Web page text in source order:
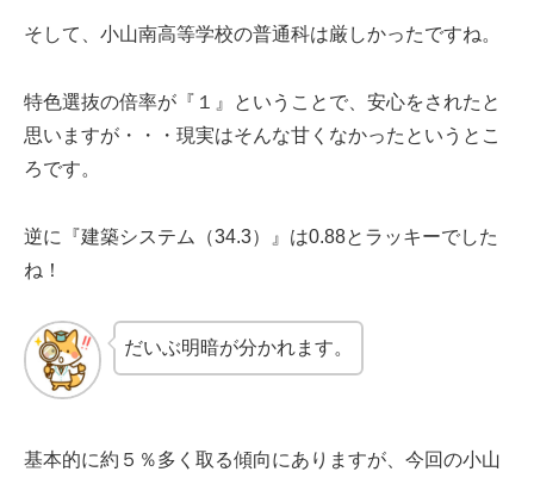
そして、小山南高等学校の普通科は厳しかったですね。
特色選抜の倍率が『１』ということで、安心をされたと
思いますが・・・現実はそんな甘くなかったというとこ
ろです。
逆に『建築システム（34.3）』は0.88とラッキーでした
ね！
だいぶ明暗が分かれます。
基本的に約５％多く取る傾向にありますが、今回の小山